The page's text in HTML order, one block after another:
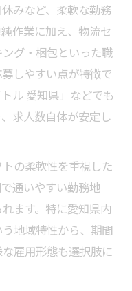
みなど、柔軟な勤務
作業に加え、物流セ
グ・梱包といった職
しやすい点が特徴で
ル 愛知県」などでも
求人数自体が安定し
の柔軟性を重視した
通いやすい勤務地
ます。特に愛知県内
地域特性から、期間
雇用形態も選択肢に